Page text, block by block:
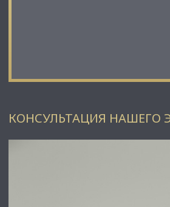
КОНСУЛЬТАЦИЯ НАШЕГО